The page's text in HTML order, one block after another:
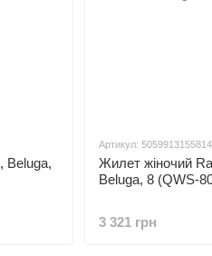
Beluga,
Артикул: 5059913155814
Жилет жіночий
Beluga, 8 (QWS-
3 321 грн